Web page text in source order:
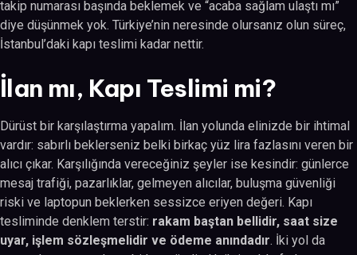
takip numarası başında beklemek ve “acaba sağlam ulaştı mı”
diye düşünmek yok. Türkiye’nin neresinde olursanız olun süreç,
İstanbul’daki kapı teslimi kadar nettir.
İlan mı, Kapı Teslimi mi?
Dürüst bir karşılaştırma yapalım. İlan yolunda elinizde bir ihtimal
vardır: sabırlı beklerseniz belki birkaç yüz lira fazlasını veren bir
alıcı çıkar. Karşılığında vereceğiniz şeyler ise kesindir: günlerce
mesaj trafiği, pazarlıklar, gelmeyen alıcılar, buluşma güvenliği
riski ve laptopun beklerken sessizce eriyen değeri. Kapı
tesliminde denklem terstir: rakam baştan bellidir, saat size
uyar, işlem sözleşmelidir ve ödeme anındadır. İki yol da